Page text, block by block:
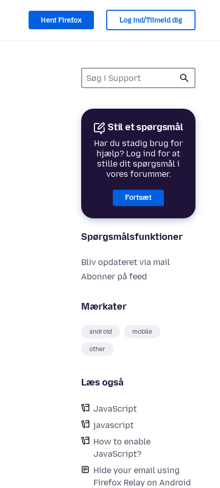
Hent Firefox Log ind/Tilmeld dig
Stil et spørgsmål
Har du stadig brug for
hjælp? Log ind for at
stille dit spørgsmål i
vores forummer.
Fortsæt
Spørgsmålsfunktioner
Bliv opdateret via mail
Abonner på feed
Mærkater
android mobile
other
Læs også
JavaScript
javascript
How to enable
JavaScript?
Hide your email using
Firefox Relay on Android